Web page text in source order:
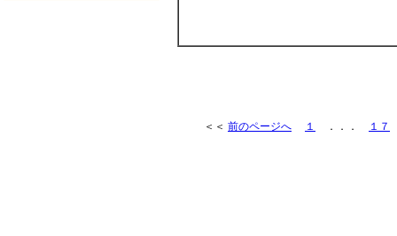
＜＜ 前のページへ １ ．．． １７